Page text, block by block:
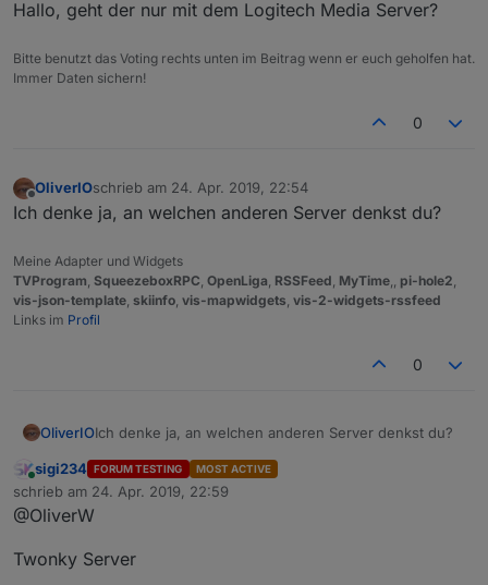
Hallo, geht der nur mit dem Logitech Media Server?
Bitte benutzt das Voting rechts unten im Beitrag wenn er euch geholfen hat.
Immer Daten sichern!
0
Offline
OliverIOschrieb am 24. Apr. 2019, 22:54
zuletzt editiert von
Ich denke ja, an welchen anderen Server denkst du?
Meine Adapter und Widgets
TVProgram SqueezeboxRPC OpenLiga RSSFeed MyTime pi-hole2
vis-json-template skiinfo vis-mapwidgets vis-2-widgets-rssfeed
Links im Profil
0
OliverIOIch denke ja, an welchen anderen Server denkst du?
Online
sigi234 FORUM TESTING MOST ACTIVE
schrieb am 24. Apr. 2019, 22:59
zuletzt editiert von
@OliverW
Twonky Server